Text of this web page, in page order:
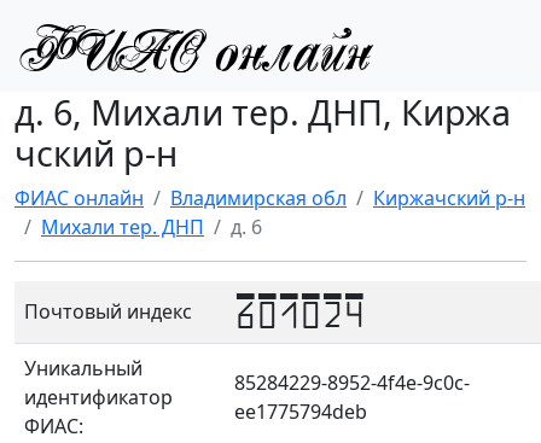
д. 6, Михали тер. ДНП, Киржа
чский р-н
ФИАС онлайн Владимирская обл
Киржачский р-н
Михали тер. ДНП
д. 6
Почтовый индекс 601024
Уникальный
идентификатор
ФИАС:
85284229-8952-4f4e-9c0c-
ee1775794deb